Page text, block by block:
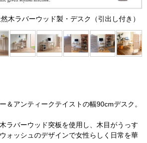
木ラバーウッド製・デスク（引出し付き）
＆アンティークテイストの幅90cmデスク。
ラバーウッド突板を使用し、木目がうっす
ォッシュのデザインで女性らしく日常を華